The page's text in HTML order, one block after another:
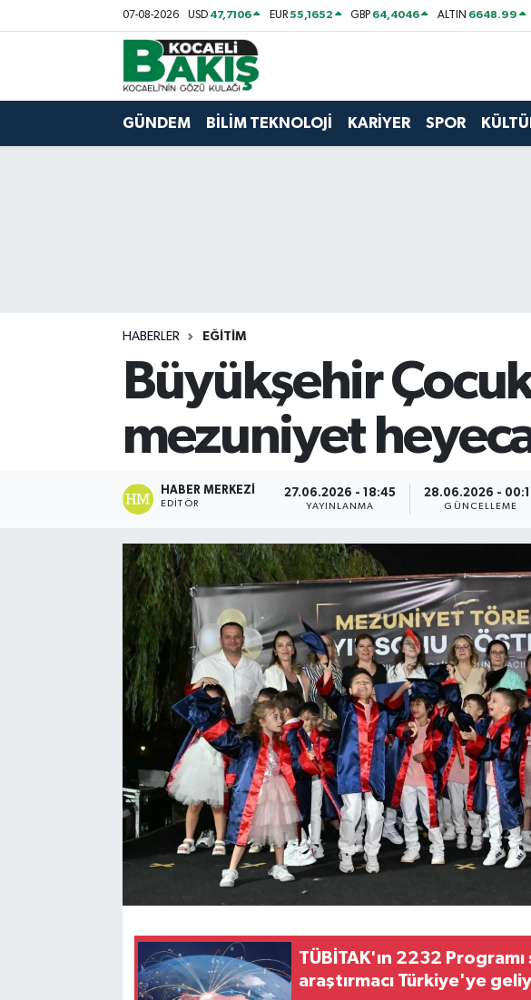
07-08-2026 USD 47,7106 EUR55,1652 GBP 64,4046 ALTIN 6648.99
GÜNDEM BİLİM TEKNOLOJİ KARİYER SPOR
HABERLER EĞİTİM
Büyükşehir
mezuniyet
HABER MERKEZI
EDITÖR
27.06.2026 - 18:45
YAYINLANMA
28.06.2026 -
GÜNCELLEME
TÜBİTAK'ın 2232
araştırmacı Türkiye'ye
Kocaeli Nöbetçi Eczaneler
Kocaeli Hava Durumu